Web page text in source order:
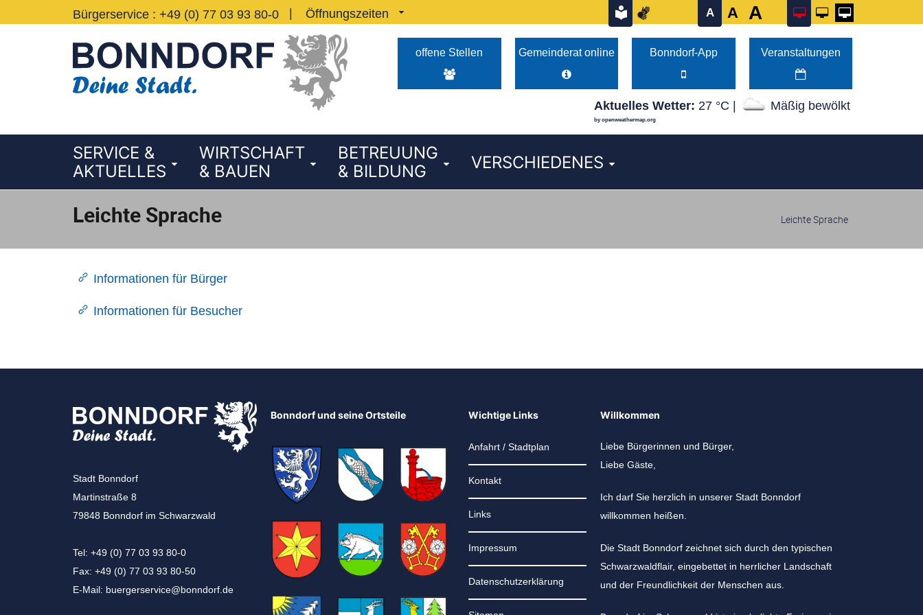
Bedienhilfe öffnen
Suche starten
zurück zum Seitenanfang
zu den Kontaktinformationen
zurück zur StartseiteBürgerservice Telefon
: +49 (0) 77 03 93 80-0
Öffnungszeiten Montag von 08:00–12:00 Uhr und 14:00–16:00 Uhr Dienstag von 08:00–12:00 Uhr und 14:00–16:00 Uhr Mittwoch von 08:00–12:00 Uhr
Öffnungszeiten A A A
offene Stellen Gemeinderat online Bonndorf-App Veranstaltungen
by openweathermap.org
Aktuelles Wetter: 27 °C | Mäßig bewölkt
SERVICE &
AKTUELLES
WIRTSCHAFT
& BAUEN
BETREUUNG
& BILDUNG
VERSCHIEDENES
Leichte Sprache Leichte Sprache
Informationen für Bürger
Informationen für Besucher
Stadt Bonndorf
Martinstraße 8
79848 Bonndorf im Schwarzwald
Tel: +49 (0) 77 03 93 80-0
Fax: +49 (0) 77 03 93 80-50
E-Mail: buergerservice@bonndorf.de
Bonndorf und seine Ortsteile Wichtige Links
Anfahrt / Stadtplan
Kontakt
Links
Impressum
Datenschutzerklärung
Willkommen
Liebe Bürgerinnen und Bürger,
Liebe Gäste,
Ich darf Sie herzlich in unserer Stadt Bonndorf
willkommen heißen.
Die Stadt Bonndorf zeichnet sich durch den typischen
Schwarzwaldflair, eingebettet in herrlicher Landschaft
und der Freundlichkeit der Menschen aus.